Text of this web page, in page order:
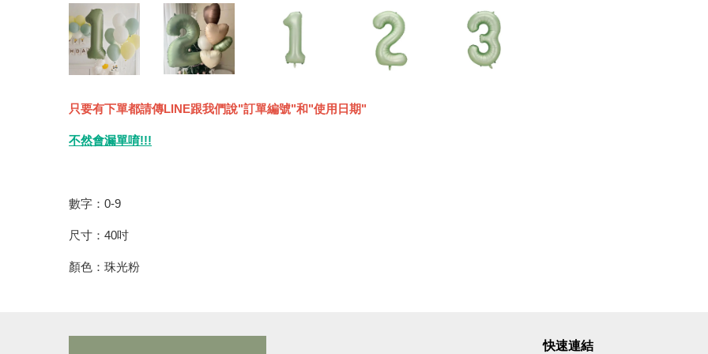
只要有下單都請傳LINE跟我們說"訂單編號"和"使用日期"
不然會漏單唷!!!
數字：0-9
尺寸：40吋
顏色：珠光粉
快速連結